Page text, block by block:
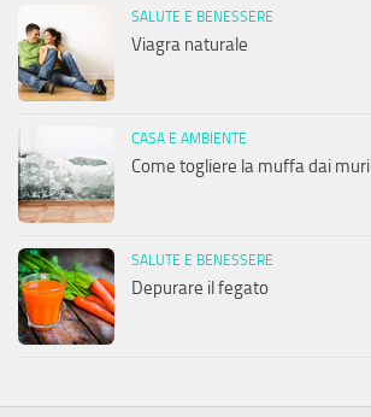
SALUTE E BENESSERE
Viagra naturale
CASA E AMBIENTE
Come togliere la muffa dai muri
SALUTE E BENESSERE
Depurare il fegato